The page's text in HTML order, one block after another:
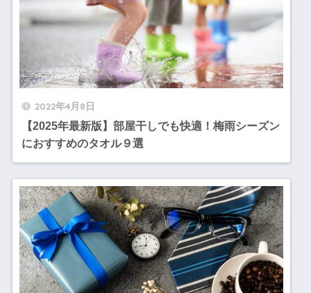
2022年4月8日
【2025年最新版】部屋干しでも快適！梅雨シーズン
におすすめのタオル９選